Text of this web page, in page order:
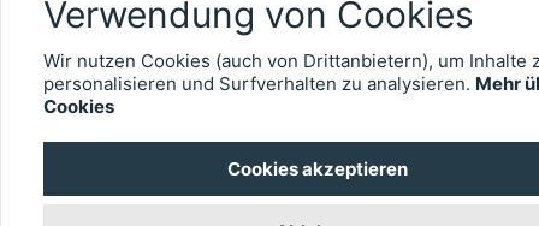
Verwendung von Cookies
Wir nutzen Cookies (auch von Drittanbietern), um Inhalte
personalisieren und Surfverhalten zu analysieren. Mehr
Cookies
Cookies akzeptieren